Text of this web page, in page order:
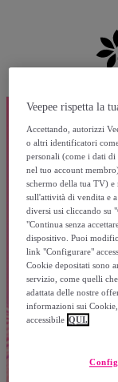
Veepee rispetta la
Accettando, autorizzi
o altri identificatori
personali (come i dati
nel tuo account
schermo della tua TV) e
sull'attività di vendita e
diversi usi cliccando su
"Continua senza
dispositivo. Puoi
link "Configurare"
Cookie depositati sono
servizio, come quelli
adattata delle nostre
informazioni sui
accessibile QUI.